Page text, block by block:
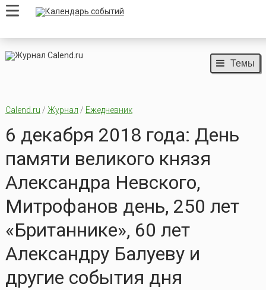
Темы
Calend.ru / Журнал / Ежедневник
6 декабря 2018 года: День
памяти великого князя
Александра Невского,
Митрофанов день, 250 лет
«Британнике», 60 лет
Александру Балуеву и
другие события дня